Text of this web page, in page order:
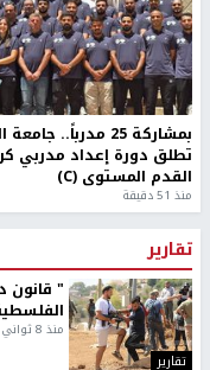
بمشاركة 25 مدرباً..
تطلق دورة إعداد مدربي
القدم المستوى (C)
منذ 51 دقيقة
تقارير
تقارير
" قانون
منذ 8 ثواني